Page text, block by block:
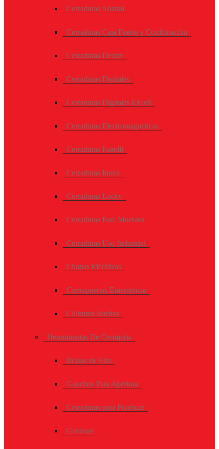
Cerraduras Austral
Cerraduras Caja Fuerte y Combinación
Cerraduras Dexter
Cerraduras Digitales
Cerraduras Digitales Excell
Cerraduras Electromagneticas
Cerraduras Faitelli
Cerraduras Inoxx
Cerraduras Locky
Cerraduras Para Muebles
Cerraduras Uso Industrial
Chapas Eléctricas
Cierrapuertas Emergencia
Cilindros Sueltos
Herramientas De Cerrajería
Bolsas de Aire
Ganchos Para Apertura
Cerraduras para Practicar
Ganzuas